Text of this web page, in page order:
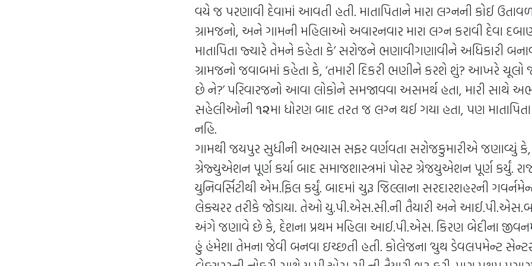
વયે જ પરણાવી દેવામાં આવતી હતી. માતાપિતાને મારા લગ્નની કોઈ
ગ્રામજનો, અને ગામની મહિલાઓ અવારનવાર મારા લગ્ન કરાવી દેવા
માતાપિતા જ્યારે તેમને કહેતા કે’ સરોજને ભણાવીગણાવીને અધિકારી
ગ્રામજનો જવાબમાં કહેતા કે, ‘તમારી દિકરી ભણીને કરશે શું? આખરે
છે ને?’ પરિવારજનો આવા લોકોને સમજાવવા અસમર્થ હતા, મારી સાથે
સહેલીઓની ૧૨મા ધોરણ બાદ તરત જ લગ્ન થઈ ગયા હતા, પણ માતાપિતા
નહિ.
ગામથી જયપુર સુધીની અભ્યાસ સફર વર્ણવતા સરોજકુમારીએ જણાવ્યું
ગ્રેજ્યુએશન પૂર્ણ કર્યા બાદ સમાજશાસ્ત્રમાં પોસ્ટ ગ્રેજયુએશન પૂર્ણ કર્યું.
યુનિવર્સિટીથી એમ.ફિલ કર્યું. બાદમાં ચુરૂ જિલ્લાના સરદારશહરની
લેક્ચરર તરીકે જોડાયા. તેઓ યુ.પી.એસ.સી.ની તૈયારી અને
અંગે જણાવે છે કે, દેશના પ્રથમ મહિલા આઈ.પી.એસ. કિરણ બેદીના
હું હંમેશા તેમના જેવી બનવા ઇચ્છતી હતી. કોલેજના ‘યુથ ડેવલપમેન્ટ